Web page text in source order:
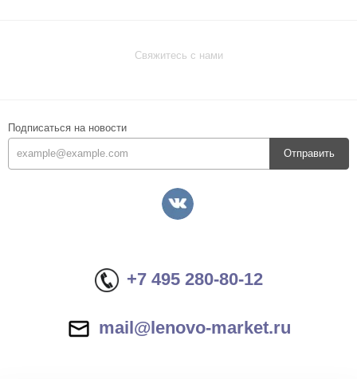
Свяжитесь с нами
Подписаться на новости
Отправить
+7 495 280-80-12
mail@lenovo-market.ru